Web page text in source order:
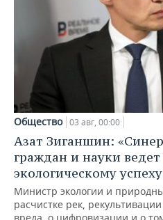
Общество 03 авг, 00:00
Азат Зиганшин:
граждан и науки
экологическому
Министр экологии и
расчистке рек,